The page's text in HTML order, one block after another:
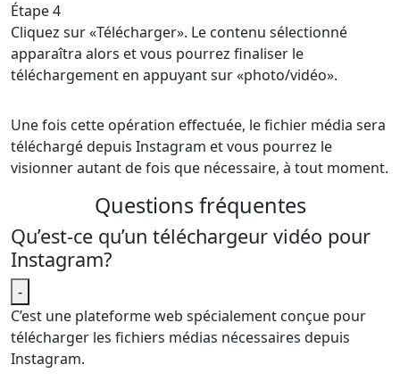
Étape 4
Cliquez sur «Télécharger». Le contenu sélectionné
apparaîtra alors et vous pourrez finaliser le
téléchargement en appuyant sur «photo/vidéo».
Une fois cette opération effectuée, le fichier média sera
téléchargé depuis Instagram et vous pourrez le
visionner autant de fois que nécessaire, à tout moment.
Questions fréquentes
Qu’est-ce qu’un téléchargeur vidéo pour
Instagram?
-
C’est une plateforme web spécialement conçue pour
télécharger les fichiers médias nécessaires depuis
Instagram.